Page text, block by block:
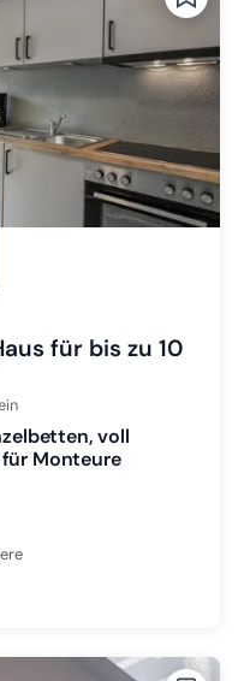
1 wechseln
2 wechseln
3 wechseln
4 wechseln
5 wechseln
6 wechseln
für bis zu 10
voll
Monteure